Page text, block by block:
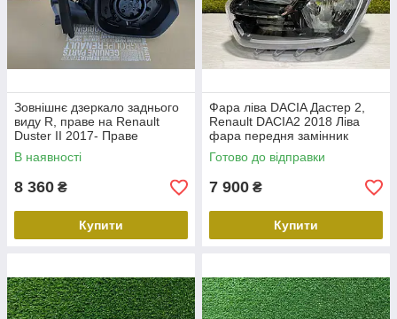
Зовнішнє дзеркало заднього
виду R, праве на Renault
Duster II 2017- Праве
дзеркало Рено Дастер 2
В наявності
8 360 ₴
Купити
Фара ліва DACIA Дастер 2,
Renault DACIA2 2018 Ліва
фара передня замінник
Готово до відправки
7 900 ₴
Купити